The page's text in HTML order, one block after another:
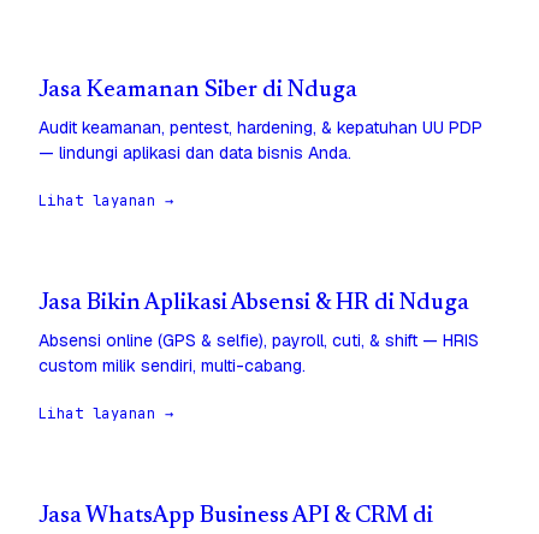
Jasa Keamanan Siber di Nduga
Audit keamanan, pentest, hardening, & kepatuhan UU PDP
— lindungi aplikasi dan data bisnis Anda.
Lihat layanan →
Jasa Bikin Aplikasi Absensi & HR di Nduga
Absensi online (GPS & selfie), payroll, cuti, & shift — HRIS
custom milik sendiri, multi-cabang.
Lihat layanan →
Jasa WhatsApp Business API & CRM di